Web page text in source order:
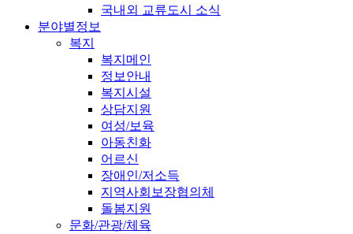
국내외 교류도시 소식
분야별정보
복지
복지메인
정보안내
복지시설
상담지원
여성/보육
아동친화
어르신
장애인/저소득
지역사회보장협의체
돌봄지원
문화/관광/체육